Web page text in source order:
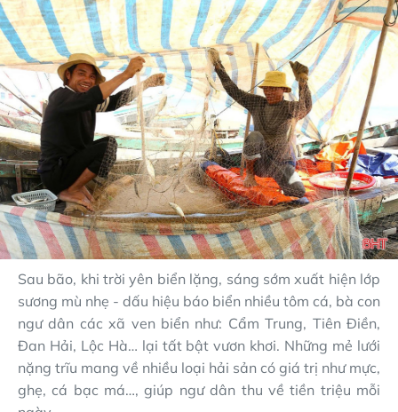
Sau bão, khi trời yên biển lặng, sáng sớm xuất hiện lớp
sương mù nhẹ - dấu hiệu báo biển nhiều tôm cá, bà con
ngư dân các xã ven biển như: Cẩm Trung, Tiên Điền,
Đan Hải, Lộc Hà… lại tất bật vươn khơi. Những mẻ lưới
nặng trĩu mang về nhiều loại hải sản có giá trị như mực,
ghẹ, cá bạc má…, giúp ngư dân thu về tiền triệu mỗi